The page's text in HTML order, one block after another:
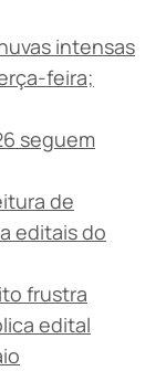
intensas
feira;
seguem
de
editais do
frustra
edital